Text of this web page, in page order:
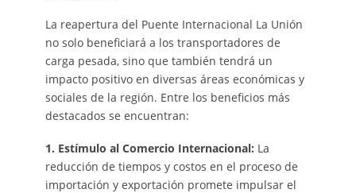
La reapertura del Puente Internacional La Unión
no solo beneficiará a los transportadores de
carga pesada, sino que también tendrá un
impacto positivo en diversas áreas económicas y
sociales de la región. Entre los beneficios más
destacados se encuentran:
1. Estímulo al Comercio Internacional: La
reducción de tiempos y costos en el proceso de
importación y exportación promete impulsar el